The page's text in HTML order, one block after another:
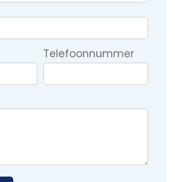
Telefoonnummer